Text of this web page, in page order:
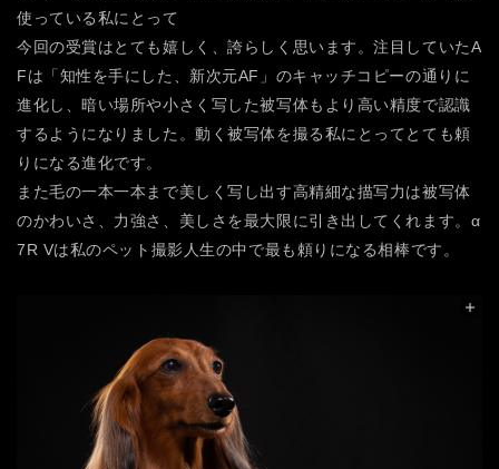
使っている私にとって
今回の受賞はとても嬉しく、誇らしく思います。注目していたA
Fは「知性を手にした、新次元AF」のキャッチコピーの通りに
進化し、暗い場所や小さく写した被写体もより高い精度で認識
するようになりました。動く被写体を撮る私にとってとても頼
りになる進化です。
また毛の一本一本まで美しく写し出す高精細な描写力は被写体
のかわいさ、力強さ、美しさを最大限に引き出してくれます。α
7R Vは私のペット撮影人生の中で最も頼りになる相棒です。